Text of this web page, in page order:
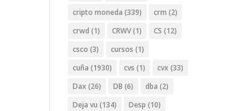
cripto moneda (339) crm (2)
crwd (1) CRWV(1) CS (12)
csco (3) cursos (1)
cuña (1930) cvs (1) cvx (33)
Dax (26) DB (6) dba (2)
Deja vu (134) Desp (10)